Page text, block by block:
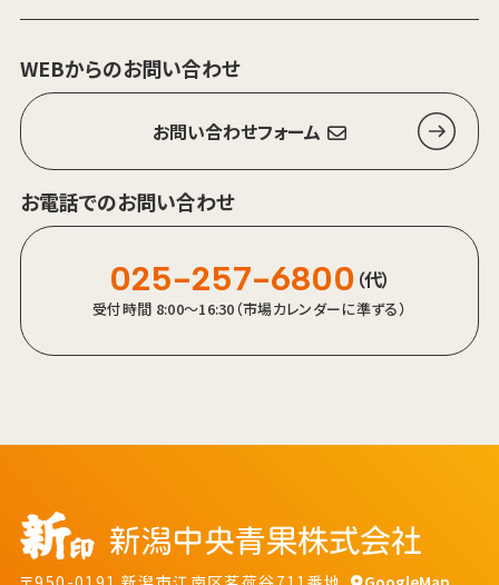
WEBからのお問い合わせ
お問い合わせフォーム
お電話でのお問い合わせ
025-257-6800 （代）
受付時間 8:00～16:30（市場カレンダーに準ずる）